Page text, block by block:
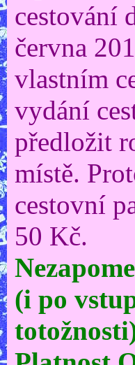
cestování
června
vlastním
vydání
předložit
místě.
cestovní
50 Kč.
(i po